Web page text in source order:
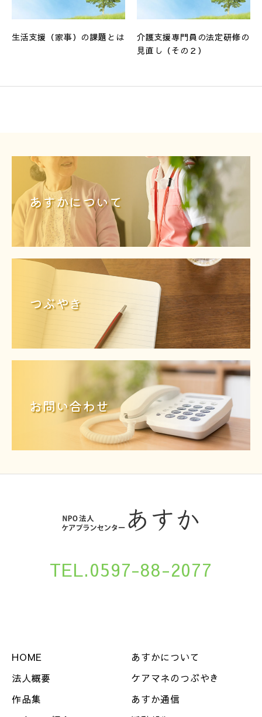
生活支援（家事）の課題とは
介護支援専門員の法定研修の
見直し（その２）
あすかについて
つぶやき
お問い合わせ
TEL.0597-88-2077
HOME
あすかについて
法人概要
ケアマネのつぶやき
作品集
あすか通信